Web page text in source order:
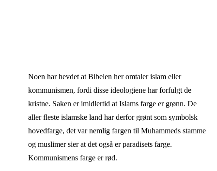
Noen har hevdet at Bibelen her omtaler islam eller
kommunismen, fordi disse ideologiene har forfulgt de
kristne. Saken er imidlertid at Islams farge er grønn. De
aller fleste islamske land har derfor grønt som symbolsk
hovedfarge, det var nemlig fargen til Muhammeds stamme
og muslimer sier at det også er paradisets farge.
Kommunismens farge er rød.